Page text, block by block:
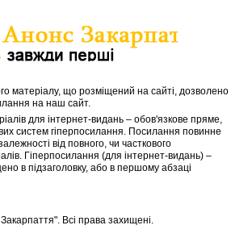
матеріалу, що розміщений на сайті, дозволено
на наш сайт.
для інтернет-видань – обов'язкове пряме,
систем гіперпосилання. Посилання повинне
від повного, чи часткового
Гіперпосилання (для інтернет-видань) –
в підзаголовку, або в першому абзаці
Всі права захищені.